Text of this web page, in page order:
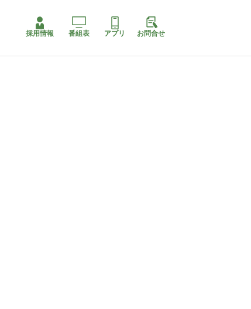
採用情報 番組表 アプリ お問合せ